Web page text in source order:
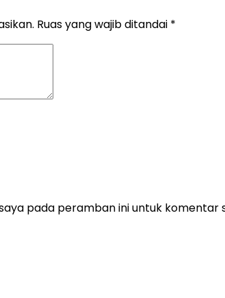
Ruas yang wajib ditandai *
pada peramban ini untuk komentar